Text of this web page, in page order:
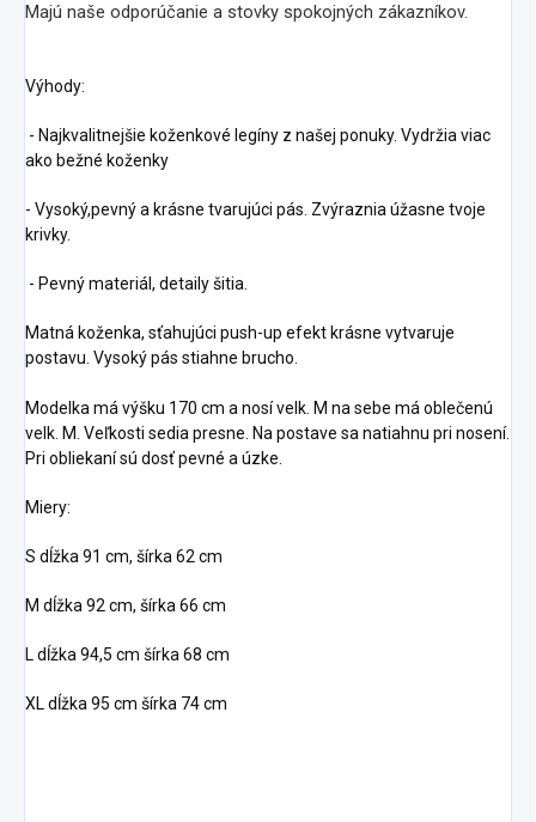
Majú naše odporúčanie a stovky spokojných zákazníkov.
Výhody:
- Najkvalitnejšie koženkové legíny z našej ponuky. Vydržia viac
ako bežné koženky
- Vysoký,pevný a krásne tvarujúci pás. Zvýraznia úžasne tvoje
krivky.
- Pevný materiál, detaily šitia.
Matná koženka, sťahujúci push-up efekt krásne vytvaruje
postavu. Vysoký pás stiahne brucho.
Modelka má výšku 170 cm a nosí velk. M na sebe má oblečenú
velk. M. Veľkosti sedia presne. Na postave sa natiahnu pri nosení.
Pri obliekaní sú dosť pevné a úzke.
Miery:
S dĺžka 91 cm, šírka 62 cm
M dĺžka 92 cm, šírka 66 cm
L dĺžka 94,5 cm šírka 68 cm
XL dĺžka 95 cm šírka 74 cm